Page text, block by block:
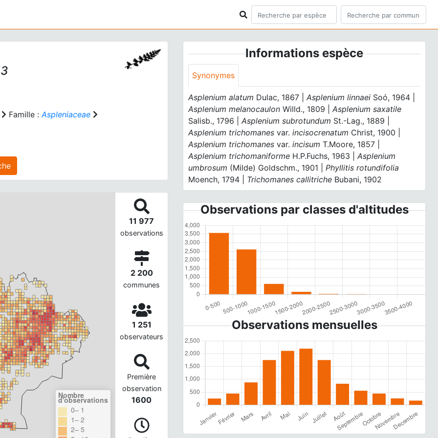
Famille :Aspleniaceae
sur cette fiche
Nombre
d'observations
0– 1
1– 2
2– 5
11 977
observations
2 200
communes
1 251
observateurs
Première
observation
1600
Informations espèce
Synonymes
Asplenium alatum Dulac, 1867 |Asplenium linnaei Soó, 1964 |
Asplenium melanocaulon Willd., 1809 |Asplenium saxatile
Salisb., 1796 |Asplenium subrotundum St.-Lag., 1889 |
Asplenium trichomanesvar. incisocrenatum Christ, 1900 |
Asplenium trichomanesvar. incisum T.Moore, 1857 |
Asplenium trichomaniforme H.P.Fuchs, 1963 |Asplenium
umbrosum (Milde) Goldschm., 1901 |Phyllitis rotundifolia
Moench, 1794 | Trichomanes callitriche Bubani, 1902
Observations par classes d'altitudes
Observations mensuelles